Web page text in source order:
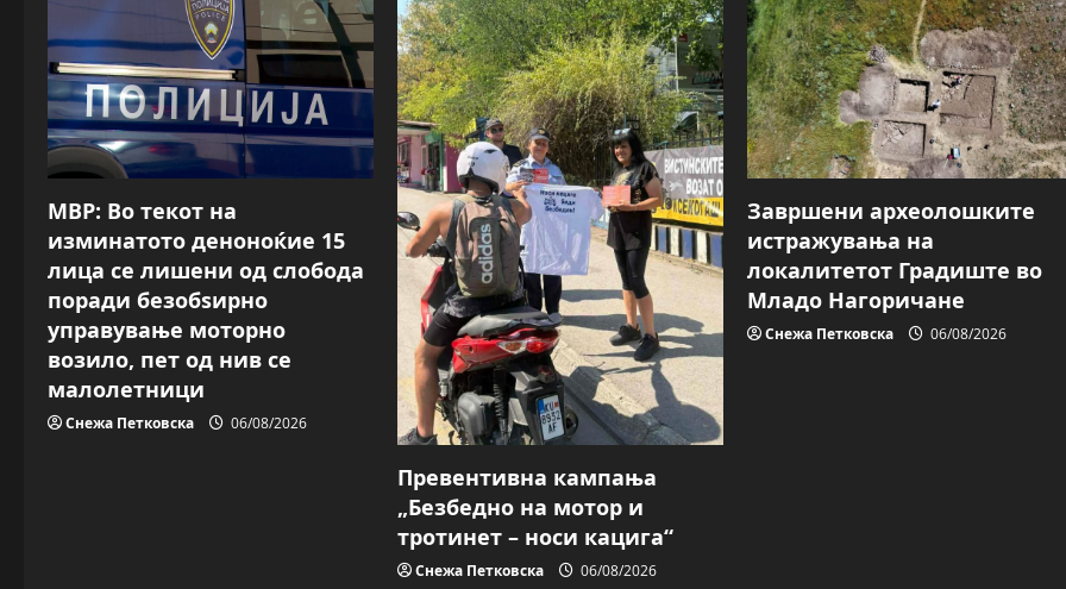
v
i
g
a
t
i
o
n
МВР: Во текот на
изминатото деноноќие 15
лица се лишени од слобода
поради безобѕирно
управување моторно
возило, пет од нив се
малолетници
Снежа Петковска 06/08/2026
Превентивна кампања
„Безбедно на мотор и
тротинет – носи кацига“
Снежа Петковска 06/08/2026
Завршени археолошките
истражувања на
локалитетот Градиште во
Младо Нагоричане
Снежа Петковска 06/08/2026